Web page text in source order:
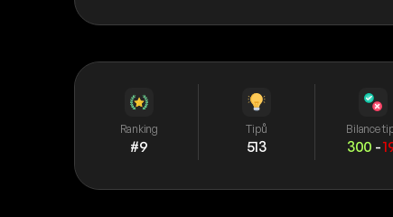
Ranking
#9
Tipů
513
Bilance
300 -